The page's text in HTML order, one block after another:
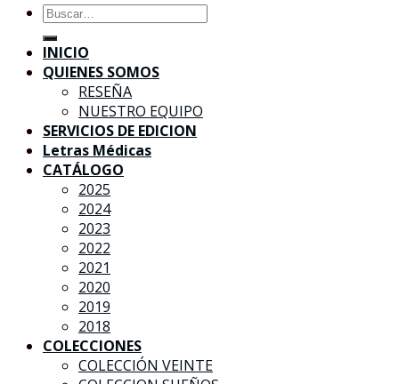
Buscar
por:
INICIO
QUIENES SOMOS
RESEÑA
NUESTRO EQUIPO
SERVICIOS DE EDICION
Letras Médicas
CATÁLOGO
2025
2024
2023
2022
2021
2020
2019
2018
COLECCIONES
COLECCIÓN VEINTE